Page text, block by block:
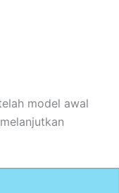
model awal